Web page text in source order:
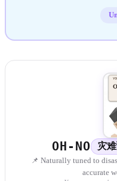
OH-NO 灾
📌 Naturally tuned to
accurate